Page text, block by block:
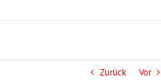
Zurück Vor